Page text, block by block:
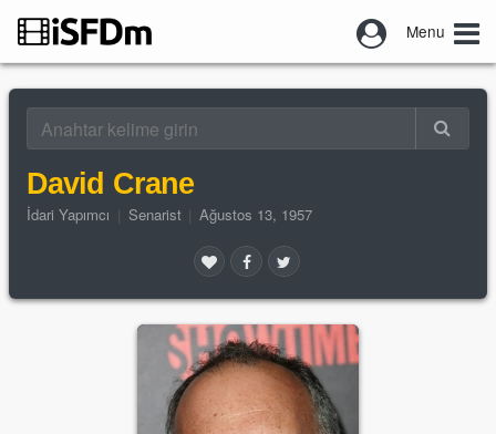
Menu
David Crane
İdari Yapımcı Senarist Ağustos 13, 1957